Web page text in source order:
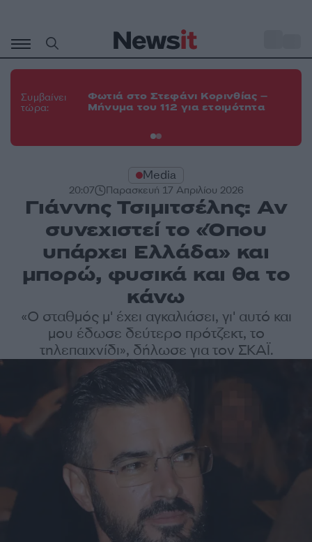
περιεχόμενο
Συμβαίνει
τώρα:
Φωτιά στο Στεφάνι Κορινθίας –
Μήνυμα του 112 για ετοιμότητα
Media
20:07 Παρασκευή 17 Απριλίου 2026
Γιάννης Τσιμιτσέλης: Αν
συνεχιστεί το «Όπου
υπάρχει Ελλάδα» και
μπορώ, φυσικά και θα το
κάνω
«Ο σταθμός μ' έχει αγκαλιάσει, γι' αυτό και
μου έδωσε δεύτερο πρότζεκτ, το
τηλεπαιχνίδι», δήλωσε για τον ΣΚΑΪ.